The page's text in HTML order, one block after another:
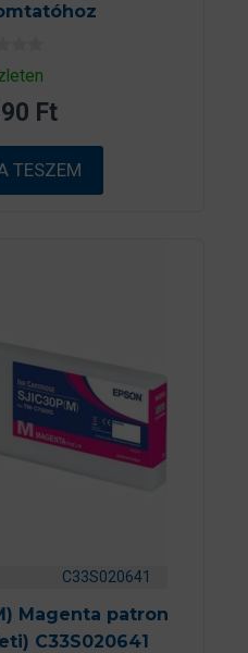
Ft
TESZEM
C33S020641
Magenta patron
C33S020641